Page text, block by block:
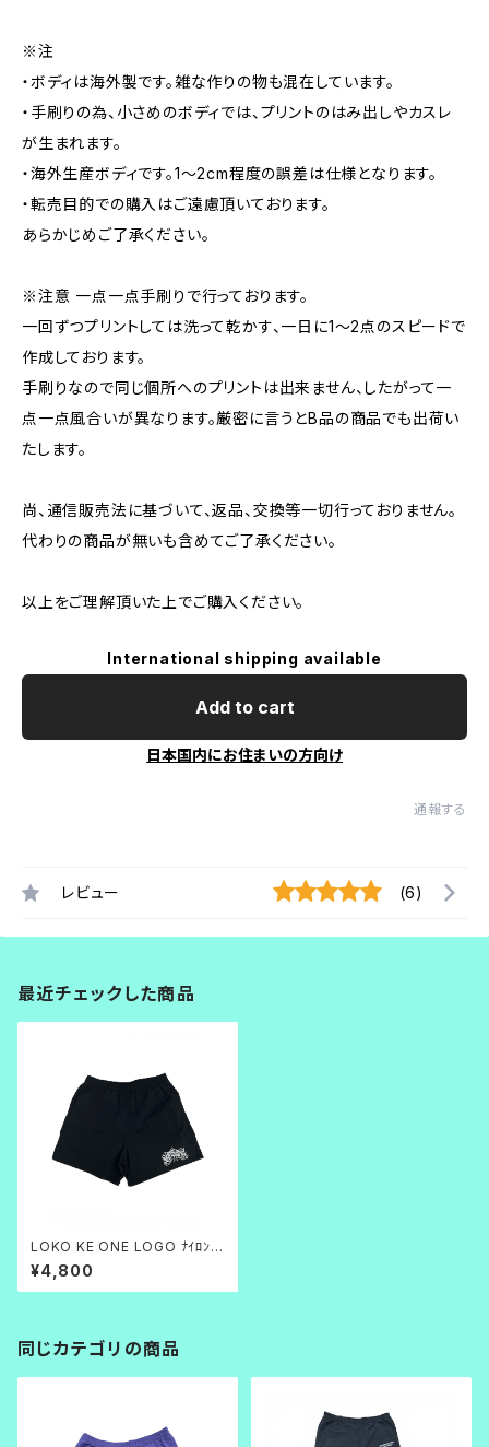
※注
・ボディは海外製です。雑な作りの物も混在しています。
・手刷りの為、小さめのボディでは、プリントのはみ出しやカスレ
が生まれます。
・海外生産ボディです。1～2cm程度の誤差は仕様となります。
・転売目的での購入はご遠慮頂いております。
あらかじめご了承ください。
※注意 一点一点手刷りで行っております。
一回ずつプリントしては洗って乾かす、一日に1～2点のスピードで
作成しております。
手刷りなので同じ個所へのプリントは出来ません、したがって一
点一点風合いが異なります。厳密に言うとB品の商品でも出荷い
たします。
尚、通信販売法に基づいて、返品、交換等一切行っておりません。
代わりの商品が無いも含めてご了承ください。
以上をご理解頂いた上でご購入ください。
International shipping available
Add to cart
日本国内にお住まいの方向け
通報する
レビュー (6)
最近チェックした商品
LOKO KE ONE LOGO ﾅｲﾛﾝｼ
ｮｰﾂ_BK
¥4,800
同じカテゴリの商品